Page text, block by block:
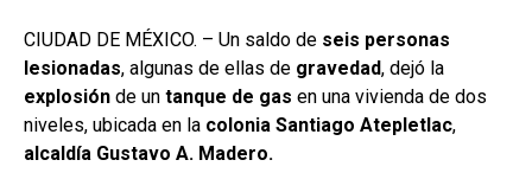
CIUDAD DE MÉXICO. – Un saldo de seis personas
lesionadas, algunas de ellas de gravedad, dejó la
explosión de un tanque de gas en una vivienda de dos
niveles, ubicada en la colonia Santiago Atepletlac,
alcaldía Gustavo A. Madero.